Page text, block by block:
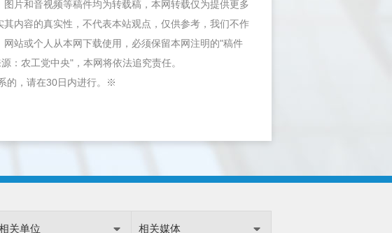
片和音视频等稿件均为转载稿，本网转载仅为提供更多
内容的真实性，不代表本站观点，仅供参考，我们不作
站或个人从本网下载使用，必须保留本网注明的"稿件
：农工党中央"，本网将依法追究责任。
的，请在30日内进行。※
关单位 相关媒体